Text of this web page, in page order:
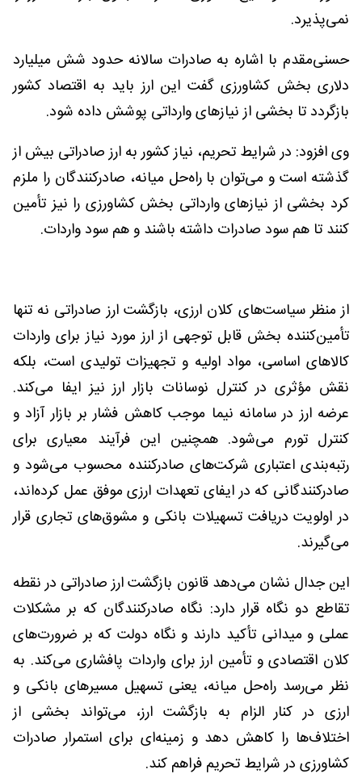
نمی‌پذیرد.
حسنی‌مقدم با اشاره به صادرات سالانه حدود شش میلیارد
دلاری بخش کشاورزی گفت این ارز باید به اقتصاد کشور
بازگردد تا بخشی از نیازهای وارداتی پوشش داده شود.
وی افزود: در شرایط تحریم، نیاز کشور به ارز صادراتی بیش از
گذشته است و می‌توان با راه‌حل میانه، صادرکنندگان را ملزم
کرد بخشی از نیازهای وارداتی بخش کشاورزی را نیز تأمین
کنند تا هم سود صادرات داشته باشند و هم سود واردات.
از منظر سیاست‌های کلان ارزی، بازگشت ارز صادراتی نه تنها
تأمین‌کننده بخش قابل توجهی از ارز مورد نیاز برای واردات
کالاهای اساسی، مواد اولیه و تجهیزات تولیدی است، بلکه
نقش مؤثری در کنترل نوسانات بازار ارز نیز ایفا می‌کند.
عرضه ارز در سامانه نیما موجب کاهش فشار بر بازار آزاد و
کنترل تورم می‌شود. همچنین این فرآیند معیاری برای
رتبه‌بندی اعتباری شرکت‌های صادرکننده محسوب می‌شود و
صادرکنندگانی که در ایفای تعهدات ارزی موفق عمل کرده‌اند،
در اولویت دریافت تسهیلات بانکی و مشوق‌های تجاری قرار
می‌گیرند.
این جدال نشان می‌دهد قانون بازگشت ارز صادراتی در نقطه
تقاطع دو نگاه قرار دارد: نگاه صادرکنندگان که بر مشکلات
عملی و میدانی تأکید دارند و نگاه دولت که بر ضرورت‌های
کلان اقتصادی و تأمین ارز برای واردات پافشاری می‌کند. به
نظر می‌رسد راه‌حل میانه، یعنی تسهیل مسیرهای بانکی و
ارزی در کنار الزام به بازگشت ارز، می‌تواند بخشی از
اختلاف‌ها را کاهش دهد و زمینه‌ای برای استمرار صادرات
کشاورزی در شرایط تحریم فراهم کند.